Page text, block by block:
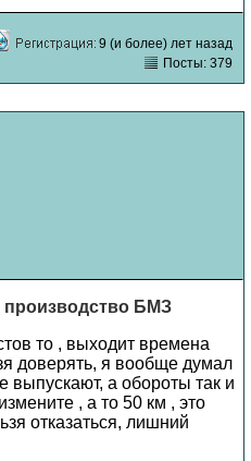
9 (и более) лет назад
Посты: 379
производство БМЗ
то , выходит времена
доверять, я вообще думал
выпускают, а обороты так и
, а то 50 км , это
отказаться, лишний